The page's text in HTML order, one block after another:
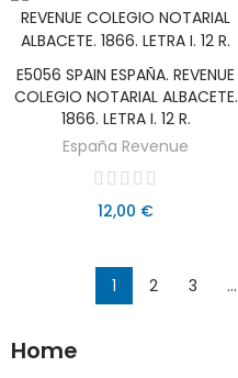
AÑADIR AL CARRITO
E5056 SPAIN ESPAÑA. REVENUE
COLEGIO NOTARIAL ALBACETE.
1866. LETRA I. 12 R.
España Revenue
12,00 €
1 2 3 …
Home